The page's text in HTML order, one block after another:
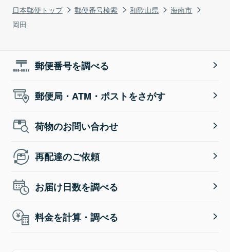
日本郵便トップ 郵便番号検索 和歌山県
海南市
岡田
郵便番号を調べる
郵便局・ATM・ポストをさがす
荷物のお問い合わせ
再配達のご依頼
お届け日数を調べる
料金を計算・調べる